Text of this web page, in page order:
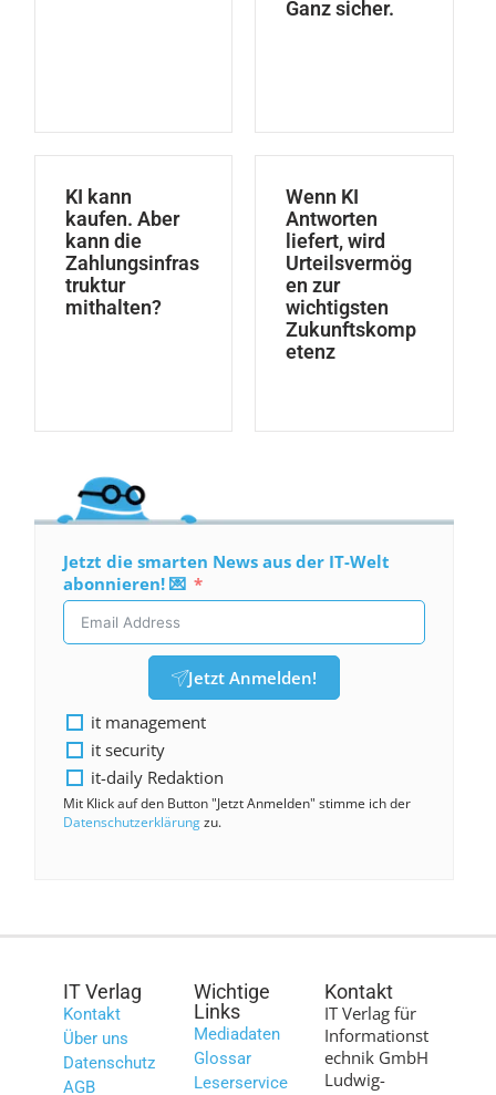
Ganz sicher.
KI kann
kaufen. Aber
kann die
Zahlungsinfras
truktur
mithalten?
Wenn KI
Antworten
liefert, wird
Urteilsvermög
en zur
wichtigsten
Zukunftskomp
etenz
Jetzt die smarten News aus der IT-Welt
abonnieren! 💌
Jetzt Anmelden!
it management
it security
it-daily Redaktion
Mit Klick auf den Button "Jetzt Anmelden" stimme ich der
Datenschutzerklärungzu.
IT Verlag
Kontakt
Über uns
Datenschutz
AGB
Wichtige
Links
Mediadaten
Glossar
Leserservice
Kontakt
IT Verlag für
Informationst
echnik GmbH
Ludwig-